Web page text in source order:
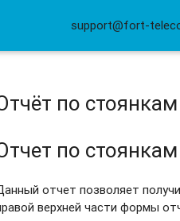
support@fort-
по стоянкам
по стоянкам
отчет позволяет
верхней части формы